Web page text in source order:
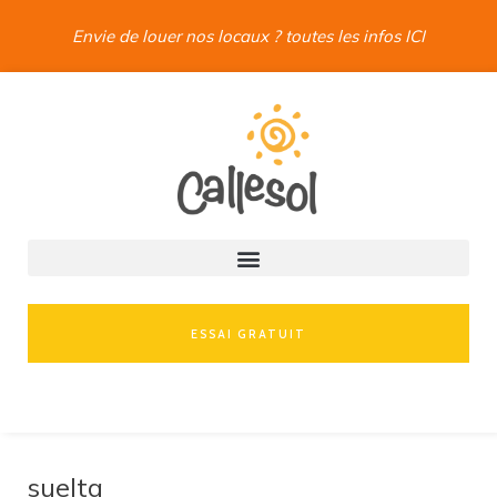
Envie de louer nos locaux ? toutes les infos ICI
ESSAI GRATUIT
suelta